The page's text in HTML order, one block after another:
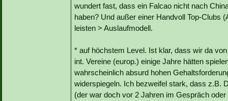
wundert fast, dass ein Falcao nicht nach
haben? Und außer einer Handvoll Top-Clubs
leisten > Auslaufmodell.
* auf höchstem Level. Ist klar, dass wir da
int. Vereine (europ.) einige Jahre hätten
wahrscheinlich absurd hohen
widerspiegeln. Ich bezweifel stark, dass z.B.
(der war doch vor 2 Jahren im Gespräch